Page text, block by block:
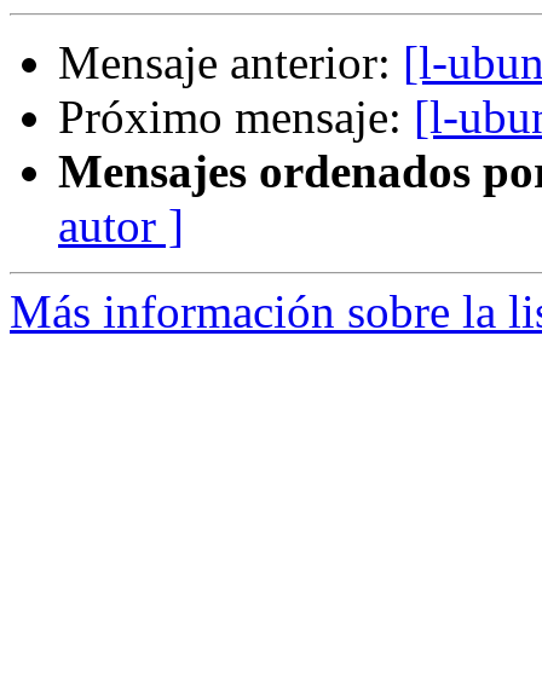
Mensaje anterior: [l-
Próximo mensaje: [l-
Mensajes ordenados
autor ]
Más información sobre la